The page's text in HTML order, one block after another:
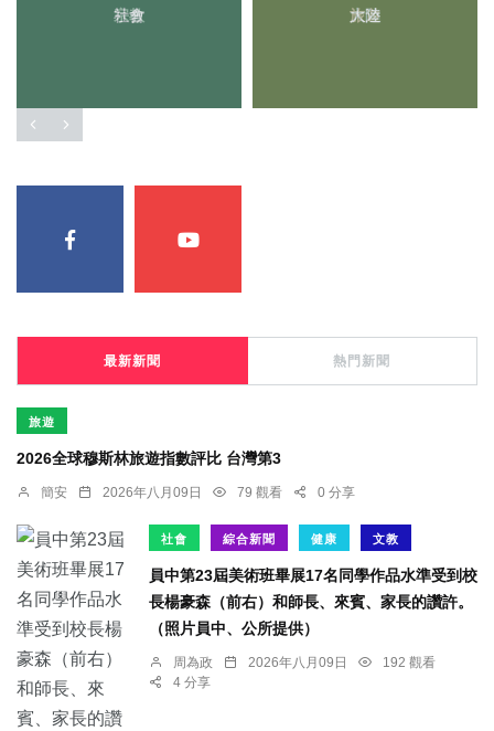
社會 大陸
宗教 旅遊
最新新聞 熱門新聞
旅遊
2026全球穆斯林旅遊指數評比 台灣第3
簡安 2026年八月09日 79 觀看 0 分享
社會 綜合新聞 健康 文教
員中第23屆美術班畢展17名同學作品水準受到校
長楊豪森（前右）和師長、來賓、家長的讚許。
（照片員中、公所提供）
周為政 2026年八月09日
192 觀看
4 分享